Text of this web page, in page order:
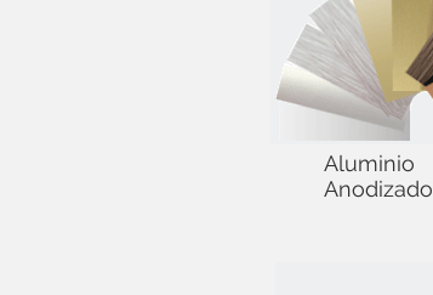
Aluminio
Anodizado